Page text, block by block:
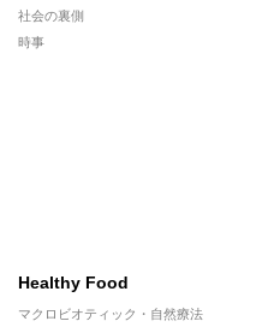
社会の裏側
時事
Healthy Food
マクロビオティック・自然療法